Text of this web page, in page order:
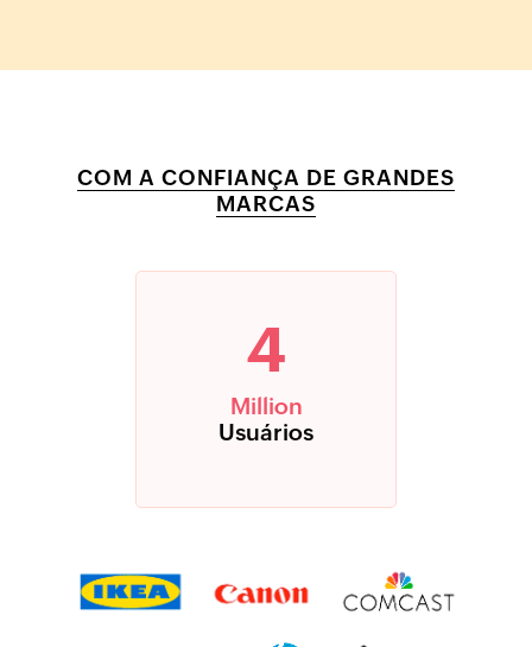
COM A CONFIANÇA DE GRANDES
MARCAS
4
Million
Usuários